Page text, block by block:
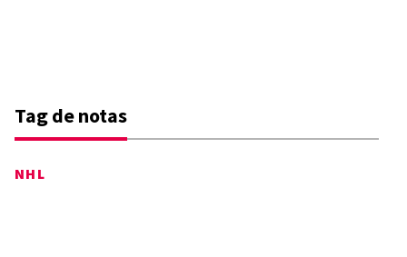
Tag de notas
NHL